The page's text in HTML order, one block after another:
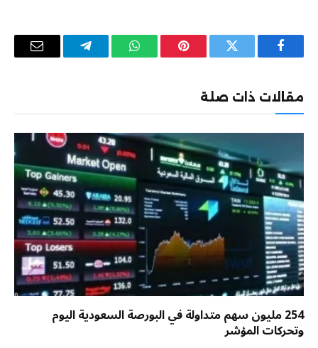
فيسبوك تويتر بينتيريستواتساب تيلقرام
البريد
مقالات ذات صلة
254 مليون سهم متداولة في البورصة السعودية اليوم
وتحركات المؤشر